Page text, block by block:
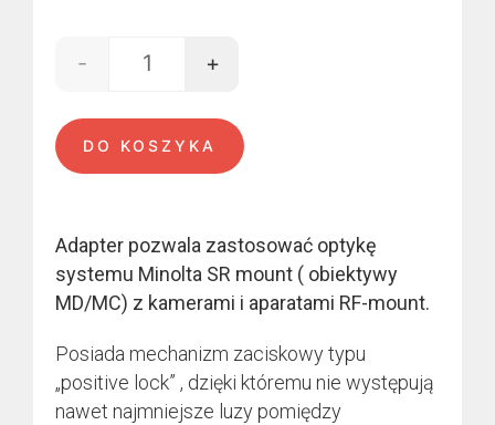
ilość Minolta - RF-mount
- +
DO KOSZYKA
Adapter pozwala zastosować optykę
systemu Minolta SR mount ( obiektywy
MD/MC) z kamerami i aparatami RF-mount.
Posiada mechanizm zaciskowy typu
„positive lock” , dzięki któremu nie występują
nawet najmniejsze luzy pomiędzy